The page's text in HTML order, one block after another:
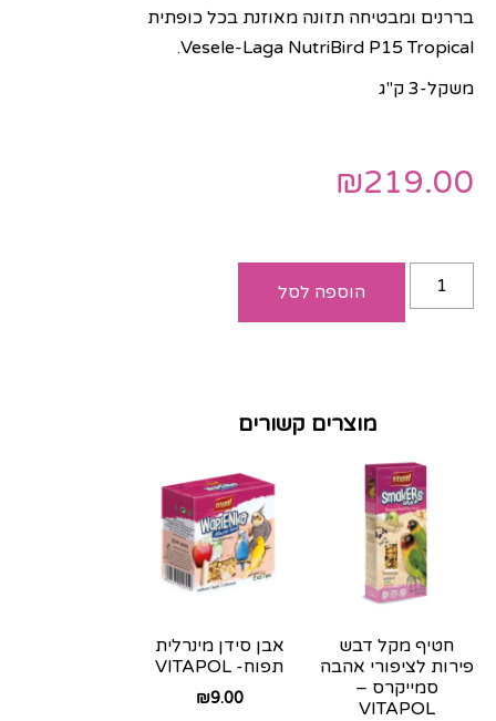
בררנים ומבטיחה תזונה מאוזנת בכל כופתית
Vesele-Laga NutriBird P15 Tropical.
משקל-3 ק"ג
₪219.00
הוספה לסל
מוצרים קשורים
חטיף מקל דבש
פירות לציפורי אהבה
סמייקרס –
VITAPOL
אבן סידן מינרלית
תפוח- VITAPOL
₪9.00